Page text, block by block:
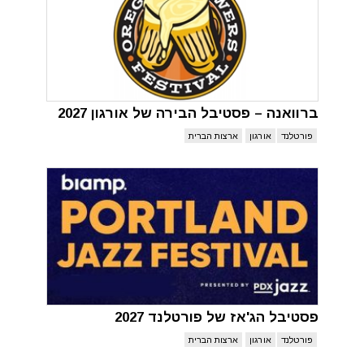
ברוואנה – פסטיבל הבירה של אורגון 2027
פורטלנד אורגון ארצות הברית
פסטיבל הג'אז של פורטלנד 2027
פורטלנד אורגון ארצות הברית